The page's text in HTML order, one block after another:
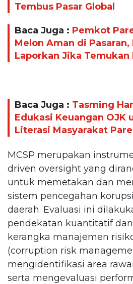
Tembus Pasar Global
Baca Juga : Pemkot
Melon Aman di
Laporkan Jika
Baca Juga : Tasming
Edukasi Keuangan OJK
Literasi Masyarakat
MCSP merupakan
driven oversight yang
untuk memetakan dan
sistem pencegahan
daerah. Evaluasi ini
pendekatan kuantitatif
kerangka manajemen
(corruption risk
mengidentifikasi area
serta mengevaluasi